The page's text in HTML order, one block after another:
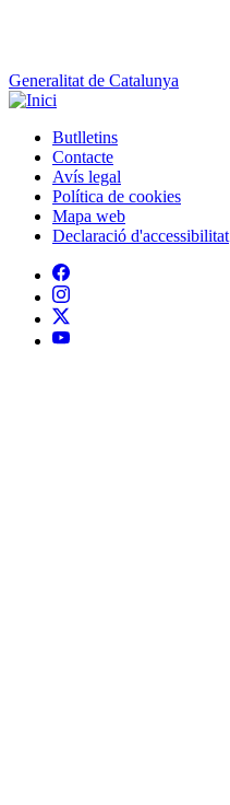
Generalitat de Catalunya
Peu
Butlletins
Contacte
Avís legal
Política de cookies
Mapa web
Declaració d'accessibilitat